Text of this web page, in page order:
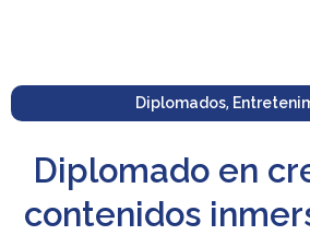
Diplomados,
Diplomado en
contenidos